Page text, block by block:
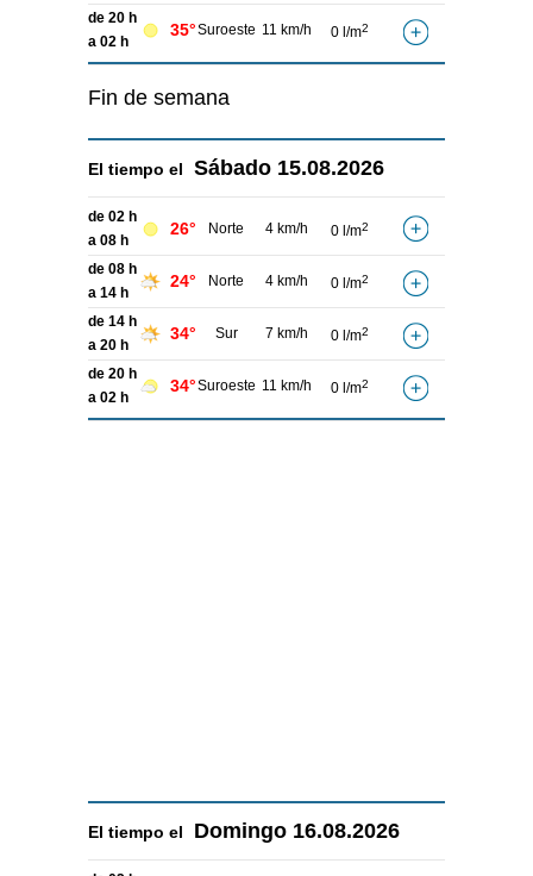
de 20 h
a 02 h
35°Suroeste 11 km/h 0 l/m2
Fin de semana
El tiempo el Sábado 15.08.2026
de 02 h
a 08 h
26° Norte 4 km/h 0 l/m2
de 08 h
a 14 h
24° Norte 4 km/h 0 l/m2
de 14 h
a 20 h
34° Sur 7 km/h 0 l/m2
de 20 h
a 02 h
34°Suroeste 11 km/h 0 l/m2
El tiempo el Domingo 16.08.2026